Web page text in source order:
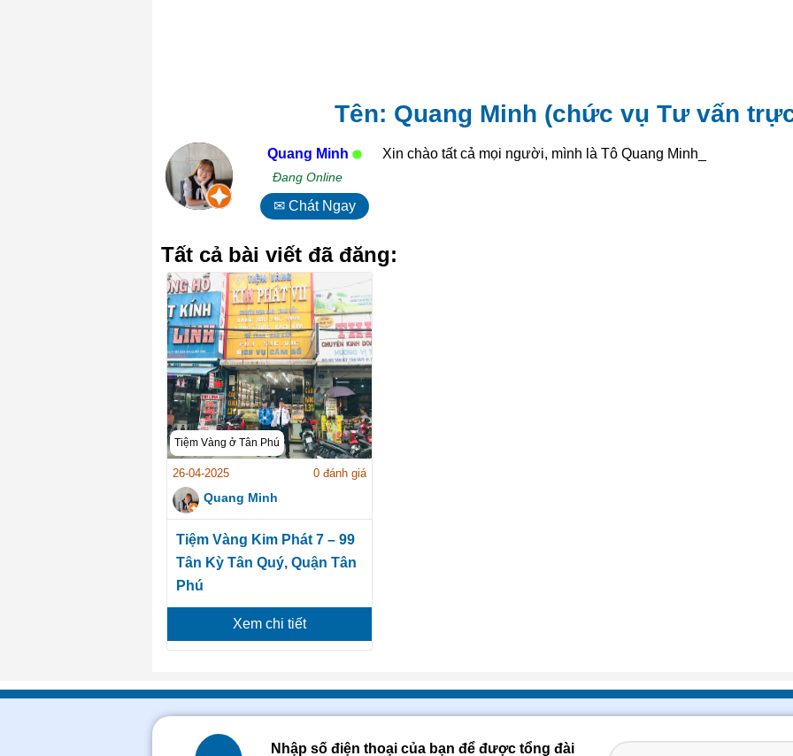
Tên: Quang Minh (chức vụ Tư vấn
Quang Minh
Đang Online
✉ Chát Ngay
Xin chào tất cả mọi người, mình là Tô Quang Minh và _
Tất cả bài viết đã đăng:
Tiệm Vàng ở Tân Phú
26-04-2025 0 đánh giá
Quang Minh
Tiệm Vàng Kim Phát 7 – 99
Tân Kỳ Tân Quý, Quận Tân
Phú
Xem chi tiết
Nhập số điện thoại của bạn để được tổng đài